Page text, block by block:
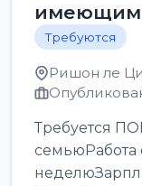
имеющим
Требуются
Ришон ле
Требуется
семьюРабота